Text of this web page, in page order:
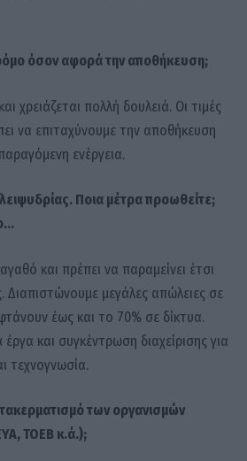
όσον αφορά την αποθήκευση;
χρειάζεται πολλή δουλειά. Οι τιμές
να επιταχύνουμε την αποθήκευση
ενέργεια.
Ποια μέτρα προωθείτε;
και πρέπει να παραμείνει έτσι
Διαπιστώνουμε μεγάλες απώλειες σε
έως και το 70% σε δίκτυα.
και συγκέντρωση διαχείρισης για
τεχνογνωσία.
των οργανισμών
ΤΟΕΒ κ.ά.);